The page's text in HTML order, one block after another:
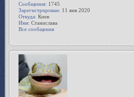
Сообщения: 1745
Зарегистрирован: 11 янв 2020
Откуда: Киев
Имя: Станислава
Все сообщения